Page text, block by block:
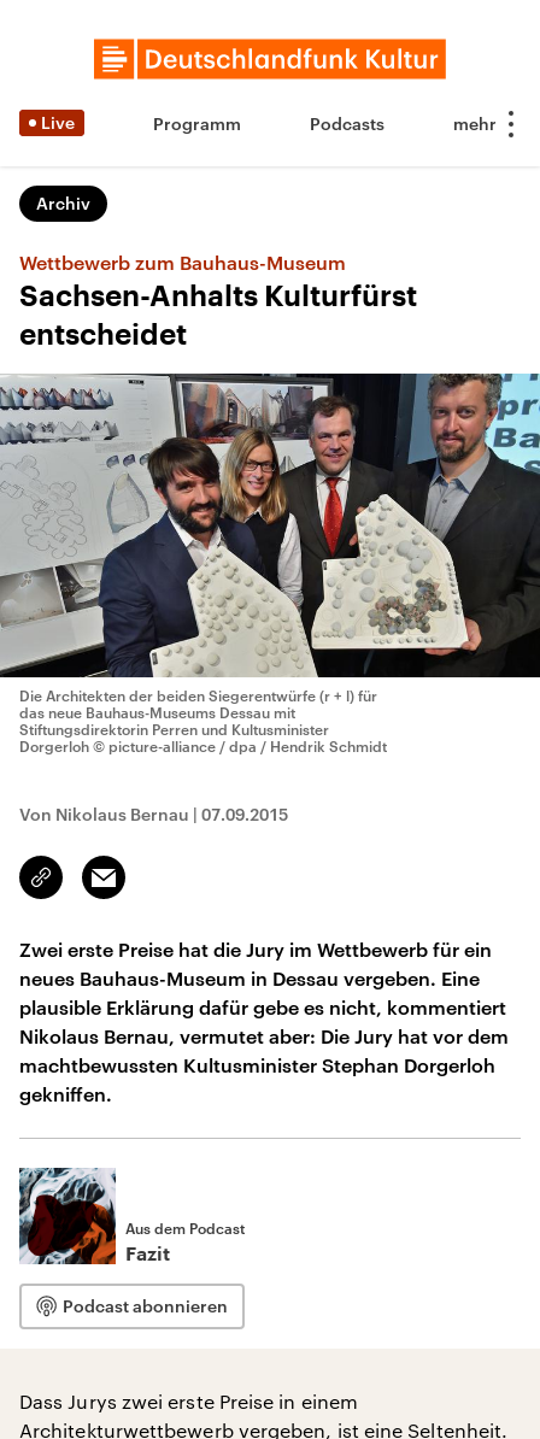
Live Programm Podcasts
Archiv
Wettbewerb zum Bauhaus-Museum
Sachsen-Anhalts Kulturfürst
entscheidet
Die Architekten der beiden Siegerentwürfe (r + l) für
das neue Bauhaus-Museums Dessau mit
Stiftungsdirektorin Perren und Kultusminister
Dorgerloh © picture-alliance / dpa / Hendrik Schmidt
Von Nikolaus Bernau | 07.09.2015
Link
kopieren/teilen
Email
Zwei erste Preise hat die Jury im Wettbewerb für ein
neues Bauhaus-Museum in Dessau vergeben. Eine
plausible Erklärung dafür gebe es nicht, kommentiert
Nikolaus Bernau, vermutet aber: Die Jury hat vor dem
machtbewussten Kultusminister Stephan Dorgerloh
gekniffen.
Aus dem Podcast
Fazit
Podcast abonnieren
Dass Jurys zwei erste Preise in einem
Architekturwettbewerb vergeben, ist eine Seltenheit.